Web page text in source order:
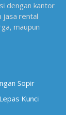
dengan kantor
jasa rental
maupun
Sopir
Kunci